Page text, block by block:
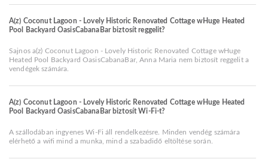
A(z) Coconut Lagoon - Lovely Historic Renovated Cottage wHuge Heated
Pool Backyard OasisCabanaBar biztosít reggelit?
Sajnos a(z) Coconut Lagoon - Lovely Historic Renovated Cottage wHuge
Heated Pool Backyard OasisCabanaBar, Anna Maria nem biztosít reggelit a
vendégek számára.
A(z) Coconut Lagoon - Lovely Historic Renovated Cottage wHuge Heated
Pool Backyard OasisCabanaBar biztosít Wi-Fi-t?
A szállodában ingyenes Wi-Fi áll rendelkezésre. Minden vendég számára
elérhető a wifi mind a munka, mind a szabadidő eltöltése során.